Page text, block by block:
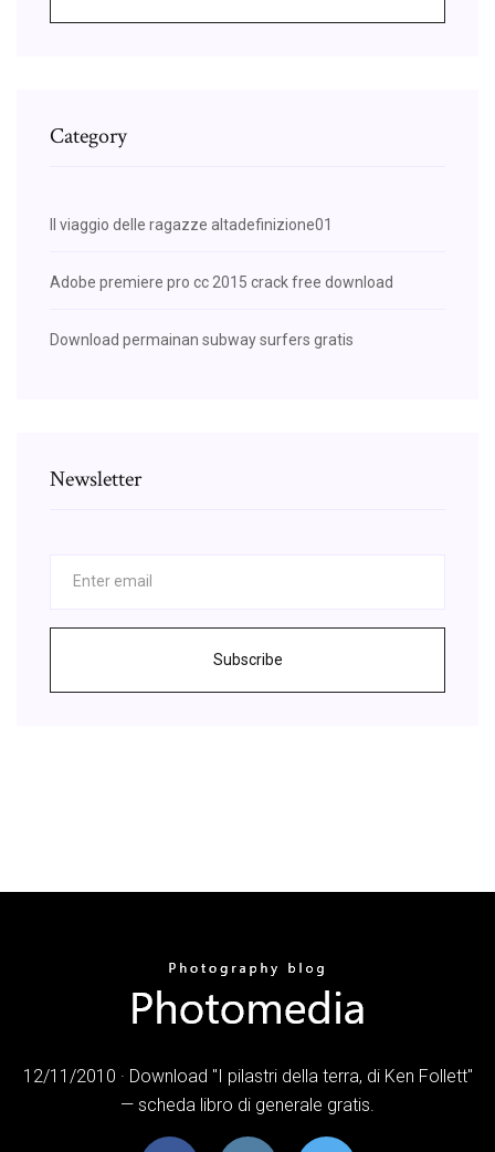
Category
Il viaggio delle ragazze altadefinizione01
Adobe premiere pro cc 2015 crack free download
Download permainan subway surfers gratis
Newsletter
Subscribe
12/11/2010 · Download "I pilastri della terra, di Ken Follett"
— scheda libro di generale gratis.